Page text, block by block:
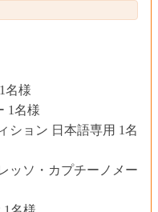
名様
1名様
ション 日本語専用 1名
ッソ・カプチーノメー